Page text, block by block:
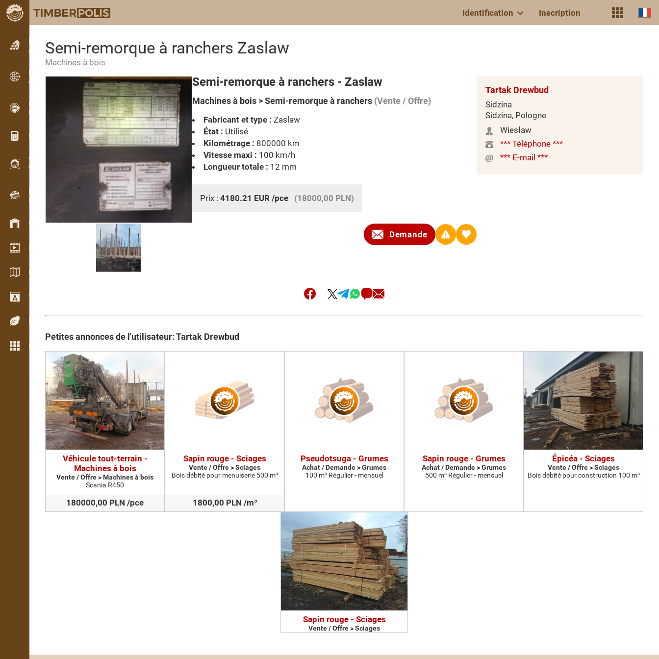
Identification Inscription
Petites annonces
Annonces texte
Petites annonces
Annonces internationales
OPTI-TIMB
Plans de débit
Calculateurs pour le bois
WoodProfi
Volume de bois avec IA
Enregistreur
Inventaire du bois sur le terrain
Gestion du stock
Schowroom vidéo
Catalogues / Brochures
Vocabulaire
Espèces de bois
Plus de fonctions
Semi-remorque à ranchers Zaslaw
Machines à bois
Semi-remorque à ranchers - Zaslaw
Machines à bois > Semi-remorque à ranchers (Vente / Offre)
Fabricant et type : Zaslaw
État : Utilisé
Kilométrage : 800000 km
Vitesse maxi : 100 km/h
Longueur totale : 12 mm
Prix : 4180.21 EUR /pce (18000,00 PLN)
Demande
Tartak Drewbud
Sidzina
Sidzina, Pologne
Wiesław
*** Téléphone ***
*** E-mail ***
Petites annonces de l'utilisateur: Tartak Drewbud
Véhicule tout-terrain -
Machines à bois
Vente / Offre > Machines à bois
Scania R450
180000,00 PLN /pce
Sapin rouge - Sciages
Vente / Offre > Sciages
Bois débité pour menuiserie 500 m³
1800,00 PLN /m³
Pseudotsuga - Grumes
Achat / Demande > Grumes
100 m³ Régulier - mensuel
Sapin rouge - Grumes
Achat / Demande > Grumes
500 m³ Régulier - mensuel
Épicéa - Sciages
Vente / Offre > Sciages
Bois débité pour construction 100 m³
Sapin rouge - Sciages
Vente / Offre > Sciages